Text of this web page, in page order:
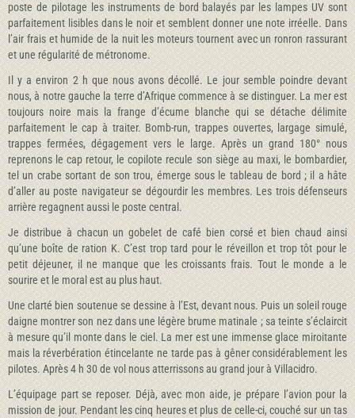
poste de pilotage les instruments de bord balayés par les lampes UV sont
parfaitement lisibles dans le noir et semblent donner une note irréelle. Dans
l’air frais et humide de la nuit les moteurs tournent avec un ronron rassurant
et une régularité de métronome.
Il y a environ 2 h que nous avons décollé. Le jour semble poindre devant
nous, à notre gauche la terre d’Afrique commence à se distinguer. La mer est
toujours noire mais la frange d’écume blanche qui se détache délimite
parfaitement le cap à traiter. Bomb-run, trappes ouvertes, largage simulé,
trappes fermées, dégagement vers le large. Après un grand 180° nous
reprenons le cap retour, le copilote recule son siège au maxi, le bombardier,
tel un crabe sortant de son trou, émerge sous le tableau de bord ; il a hâte
d’aller au poste navigateur se dégourdir les membres. Les trois défenseurs
arrière regagnent aussi le poste central.
Je distribue à chacun un gobelet de café bien corsé et bien chaud ainsi
qu’une boîte de ration K. C’est trop tard pour le réveillon et trop tôt pour le
petit déjeuner, il ne manque que les croissants frais. Tout le monde a le
sourire et le moral est au plus haut.
Une clarté bien soutenue se dessine à l’Est, devant nous. Puis un soleil rouge
daigne montrer son nez dans une légère brume matinale ; sa teinte s’éclaircit
à mesure qu’il monte dans le ciel. La mer est une immense glace miroitante
mais la réverbération étincelante ne tarde pas à gêner considérablement les
pilotes. Après 4 h 30 de vol nous atterrissons au grand jour à Villacidro.
L’équipage part se reposer. Déjà, avec mon aide, je prépare l’avion pour la
mission de jour. Pendant les cinq heures et plus de celle-ci, couché sur un tas